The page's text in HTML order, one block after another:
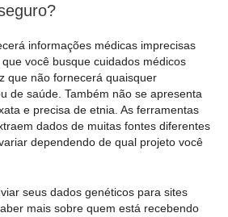
informações médicas imprecisas
você busque cuidados médicos
que não fornecerá quaisquer
de saúde. Também não se apresenta
e precisa de etnia. As ferramentas
dados de muitas fontes diferentes
dependendo de qual projeto você
seus dados genéticos para sites
mais sobre quem está recebendo